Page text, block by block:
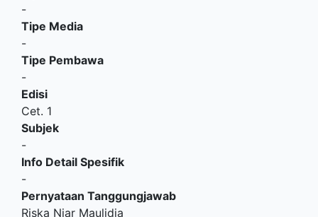
-
Tipe Media
-
Tipe Pembawa
-
Edisi
Cet. 1
Subjek
-
Info Detail Spesifik
-
Pernyataan Tanggungjawab
Riska Niar Maulidia